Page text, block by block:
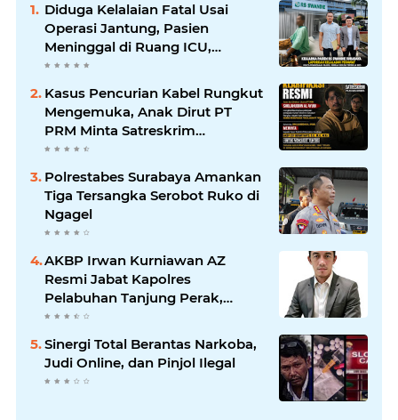
Diduga Kelalaian Fatal Usai
Operasi Jantung, Pasien
Meninggal di Ruang ICU,
Keluarga Tuntut RSUD dr.
Soewandhie Bertanggung
Jawab
Kasus Pencurian Kabel Rungkut
Mengemuka, Anak Dirut PT
PRM Minta Satreskrim
Polrestabes Surabaya Usut
Hingga Tuntas
Polrestabes Surabaya Amankan
Tiga Tersangka Serobot Ruko di
Ngagel
AKBP Irwan Kurniawan AZ
Resmi Jabat Kapolres
Pelabuhan Tanjung Perak,
Pimpinan Redaksi
HarianMataBerita.com
Sampaikan Ucapan Selamat
Sinergi Total Berantas Narkoba,
Judi Online, dan Pinjol Ilegal